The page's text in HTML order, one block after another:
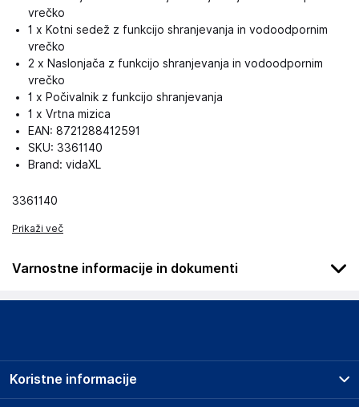
vrečko
1 x Kotni sedež z funkcijo shranjevanja in vodoodpornim
vrečko
2 x Naslonjača z funkcijo shranjevanja in vodoodpornim
vrečko
1 x Počivalnik z funkcijo shranjevanja
1 x Vrtna mizica
EAN: 8721288412591
SKU: 3361140
Brand: vidaXL
3361140
Prikaži več
Varnostne informacije in dokumenti
Podatki o proizvajalcu
vidaXL
Koristne informacije